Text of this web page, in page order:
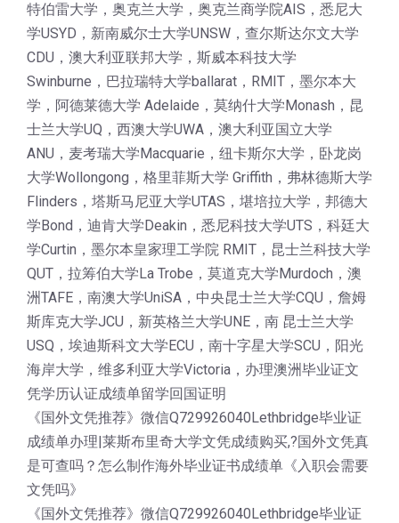
特伯雷大学，奥克兰大学，奥克兰商学院AIS，悉尼大
学USYD，新南威尔士大学UNSW，查尔斯达尔文大学
CDU，澳大利亚联邦大学，斯威本科技大学
Swinburne，巴拉瑞特大学ballarat，RMIT，墨尔本大
学，阿德莱德大学 Adelaide，莫纳什大学Monash，昆
士兰大学UQ，西澳大学UWA，澳大利亚国立大学
ANU，麦考瑞大学Macquarie，纽卡斯尔大学，卧龙岗
大学Wollongong，格里菲斯大学 Griffith，弗林德斯大学
Flinders，塔斯马尼亚大学UTAS，堪培拉大学，邦德大
学Bond，迪肯大学Deakin，悉尼科技大学UTS，科廷大
学Curtin，墨尔本皇家理工学院 RMIT，昆士兰科技大学
QUT，拉筹伯大学La Trobe，莫道克大学Murdoch，澳
洲TAFE，南澳大学UniSA，中央昆士兰大学CQU，詹姆
斯库克大学JCU，新英格兰大学UNE，南 昆士兰大学
USQ，埃迪斯科文大学ECU，南十字星大学SCU，阳光
海岸大学，维多利亚大学Victoria，办理澳洲毕业证文
凭学历认证成绩单留学回国证明
《国外文凭推荐》微信Q729926040Lethbridge毕业证
成绩单办理|莱斯布里奇大学文凭成绩购买,?国外文凭真
是可查吗？怎么制作海外毕业证书成绩单《入职会需要
文凭吗》
《国外文凭推荐》微信Q729926040Lethbridge毕业证